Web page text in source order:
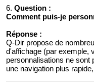
6. Question :
Comment puis-je
Réponse :
Q-Dir propose de
d'affichage (par exemple,
personnalisations ne sont
une navigation plus